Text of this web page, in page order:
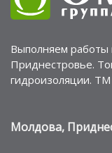
Выполняем работы
Приднестровье.
гидроизоляции. ТМ
Молдова,